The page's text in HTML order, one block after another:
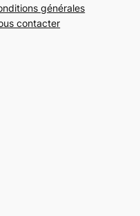
générales
contacter